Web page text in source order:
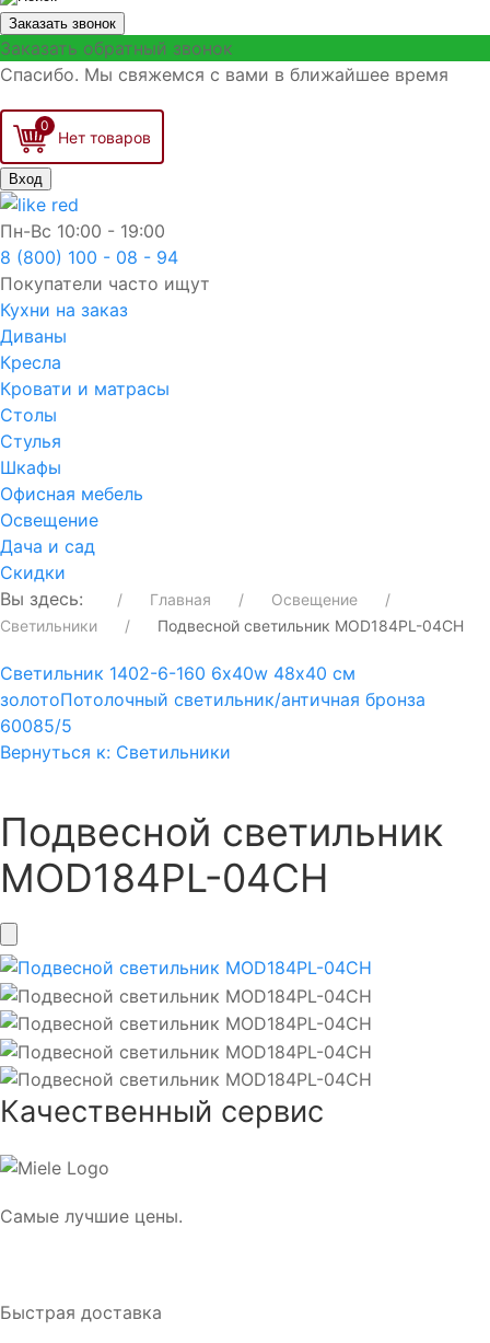
Заказать звонок
Заказать обратный звонок
Спасибо. Мы свяжемся с вами в ближайшее время
0
Вход
Пн-Вс 10:00 - 19:00
8 (800) 100 - 08 - 94
Покупатели часто ищут
Кухни на заказ
Диваны
Кресла
Кровати и матрасы
Столы
Стулья
Шкафы
Офисная мебель
Освещение
Дача и сад
Скидки
Вы здесь:
Главная
Освещение
Светильники
Подвесной светильник MOD184PL-04CH
Светильник 1402-6-160 6х40w 48х40 см
золотоПотолочный светильник/античная бронза
60085/5
Вернуться к: Светильники
Подвесной светильник
MOD184PL-04CH
Качественный сервис
Самые лучшие цены.
Быстрая доставка